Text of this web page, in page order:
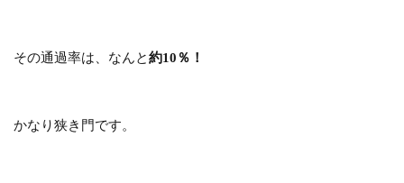
その通過率は、なんと約10％！
かなり狭き門です。